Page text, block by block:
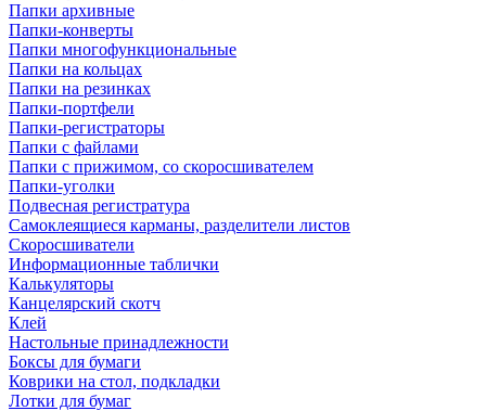
Папки архивные
Папки-конверты
Папки многофункциональные
Папки на кольцах
Папки на резинках
Папки-портфели
Папки-регистраторы
Папки с файлами
Папки с прижимом, со скоросшивателем
Папки-уголки
Подвесная регистратура
Самоклеящиеся карманы, разделители листов
Скоросшиватели
Информационные таблички
Калькуляторы
Канцелярский скотч
Клей
Настольные принадлежности
Боксы для бумаги
Коврики на стол, подкладки
Лотки для бумаг